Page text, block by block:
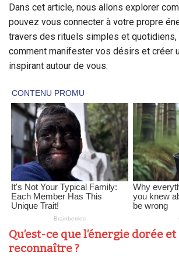
Dans cet article, nous allons explorer
pouvez vous connecter à votre propre
travers des rituels simples et
comment manifester vos désirs et créer
inspirant autour de vous.
Qu’est-ce que l’énergie dorée
reconnaître ?